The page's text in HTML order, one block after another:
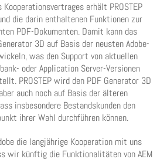
erhält PROSTEP
die darin enthaltenen Funktionen zur
PDF-Dokumenten. Damit kann das
3D auf Basis der neusten Adobe-
was den Support von aktuellen
oder Application Server-Versionen
PROSTEP wird den PDF Generator 3D
auch noch auf Basis der älteren
insbesondere Bestandskunden den
ihrer Wahl durchführen können.
die langjährige Kooperation mit uns
wir künftig die Funktionalitäten von AEM